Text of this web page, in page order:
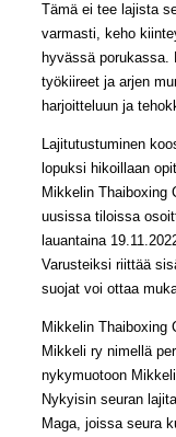
Tämä ei tee lajista
varmasti, keho
hyvässä porukassa.
työkiireet ja arjen
harjoitteluun ja
Lajitutustuminen
lopuksi hikoillaan
Mikkelin Thaiboxing
uusissa tiloissa
lauantaina
Varusteiksi riittää
suojat voi ottaa
Mikkelin Thaiboxing
Mikkeli ry nimellä
nykymuotoon
Nykyisin seuran
Maga, joissa seura